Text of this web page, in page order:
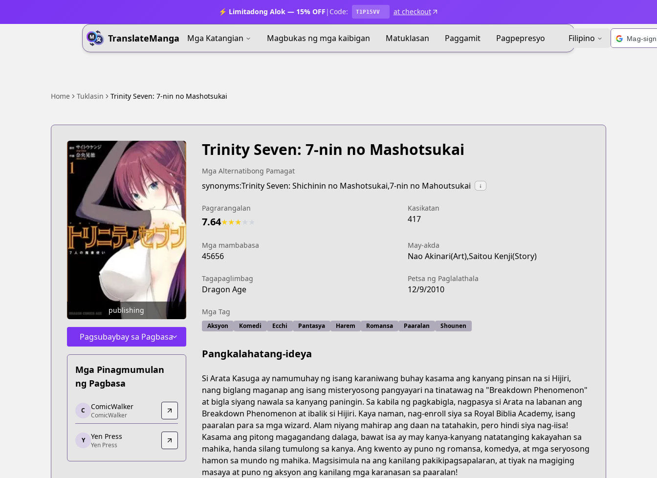
⚡ Limitadong Alok — 15% OFF | Code: T1P15VV at checkout
TranslateManga Mga Katangian Magbukas ng mga kaibigan Matuklasan Paggamit Pagpepresyo Filipino
Home Tuklasin Trinity Seven: 7-nin no Mashotsukai
publishing
Pagsubaybay sa Pagbasa
Mga Pinagmumulan
ng Pagbasa
ComicWalker
ComicWalker
https://comic-walker.com/detail/KC_003186_S?episodeType=comics
Yen Press
Yen Press
https://yenpress.com/series/trinity-seven
C ComicWalker
ComicWalker
Y Yen Press
Yen Press
Trinity Seven: 7-nin no Mashotsukai
Mga Alternatibong Pamagat
synonyms:Trinity Seven: Shichinin no Mashotsukai,7-nin no Mahoutsukai ↓
Pagrarangalan
7.64★★★
Kasikatan
417
Mga mambabasa
45656
May-akda
Nao Akinari(Art),Saitou Kenji(Story)
Tagapaglimbag
Dragon Age
Petsa ng Paglalathala
12/9/2010
Mga Tag
Aksyon Komedi Ecchi Pantasya Harem Romansa Paaralan Shounen
Pangkalahatang-ideya
Si Arata Kasuga ay namumuhay ng isang karaniwang buhay kasama ang kanyang pinsan na si Hijiri,
nang biglang maganap ang isang misteryosong pangyayari na tinatawag na "Breakdown Phenomenon"
at bigla siyang nawala sa kanyang paningin. Sa kabila ng pagkabigla, nagpasya si Arata na labanan ang
Breakdown Phenomenon at ibalik si Hijiri. Kaya naman, nag-enroll siya sa Royal Biblia Academy, isang
paaralan para sa mga wizard. Alam niyang mahirap ang daan na tatahakin, pero hindi siya nag-iisa!
Kasama ang pitong magagandang dalaga, bawat isa ay may kanya-kanyang natatanging kakayahan sa
mahika, handa silang tumulong sa kanya. Ang kwento ay puno ng romansa, komedya, at mga seryosong
hamon sa mundo ng mahika. Magsisimula na ang kanilang pakikipagsapalaran, at tiyak na magiging
masaya at puno ng aksyon ang kanilang mga karanasan sa paaralan!